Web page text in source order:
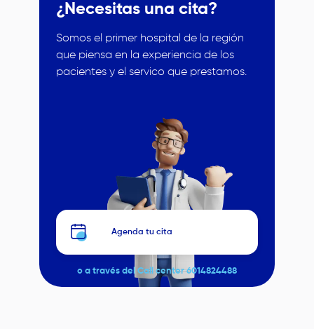
¿Necesitas una cita?
Somos el primer hospital de la región
que piensa en la experiencia de los
pacientes y el servico que prestamos.
Agenda tu cita
o a través del Call center 6014824488